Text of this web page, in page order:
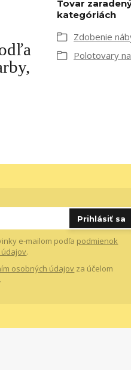
Tovar
kategóriách
Zdobenie
Polotovary
Prihlásiť sa
e-mailom podľa podmienok
.
osobných údajov za účelom